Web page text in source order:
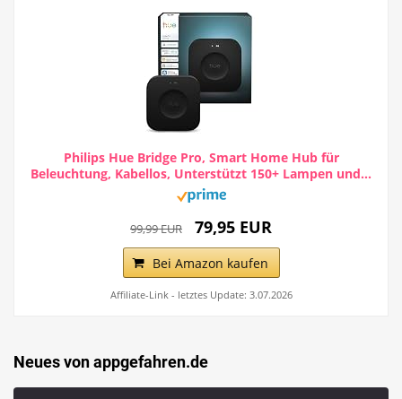
Philips Hue Bridge Pro, Smart Home Hub für
Beleuchtung, Kabellos, Unterstützt 150+ Lampen und...
99,99 EUR 79,95 EUR
Bei Amazon kaufen
Affiliate-Link - letztes Update: 3.07.2026
Neues von appgefahren.de